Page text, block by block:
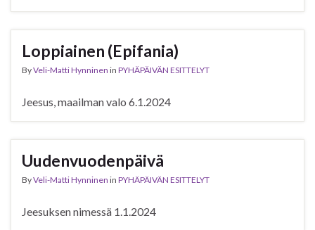
Loppiainen (Epifania)
ByVeli-Matti Hynninen in PYHÄPÄIVÄN ESITTELYT
Jeesus, maailman valo 6.1.2024
Uudenvuodenpäivä
ByVeli-Matti Hynninen in PYHÄPÄIVÄN ESITTELYT
Jeesuksen nimessä 1.1.2024